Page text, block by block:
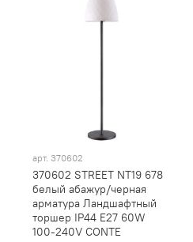
арт. 370602
370602 STREET NT19 678
белый абажур/черная
арматура Ландшафтный
торшер IP44 E27 60W
100-240V CONTE